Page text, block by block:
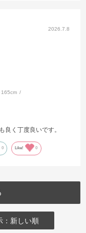
2026.7.8
165cm
良く丁度良いです。
0 Like! 0
：新しい順